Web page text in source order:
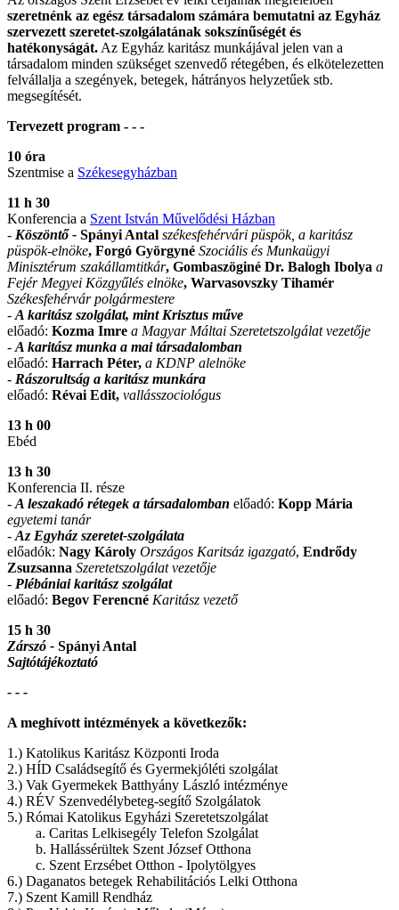
szeretnénk az egész társadalom számára bemutatni az Egyház
szervezett szeretet-szolgálatának sokszínűségét és
hatékonyságát. Az Egyház karitász munkájával jelen van a
társadalom minden szükséget szenvedő rétegében, és elkötelezetten
felvállalja a szegények, betegek, hátrányos helyzetűek stb.
megsegítését.
Tervezett program - - -
10 óra
Szentmise a Székesegyházban
11 h 30
Konferencia a Szent István Művelődési Házban
- Köszöntő - Spányi Antal székesfehérvári püspök, a karitász
püspök-elnöke, Forgó Györgyné Szociális és Munkaügyi
Minisztérum szakállamtitkár, Gombaszöginé Dr. Balogh Ibolya a
Fejér Megyei Közgyűlés elnöke, Warvasovszky Tihamér
Székesfehérvár polgármestere
- A karitász szolgálat, mint Krisztus műve
előadó: Kozma Imre a Magyar Máltai Szeretetszolgálat vezetője
- A karitász munka a mai társadalomban
előadó: Harrach Péter, a KDNP alelnöke
- Rászorultság a karitász munkára
előadó: Révai Edit, vallásszociológus
13 h 00
Ebéd
13 h 30
Konferencia II. része
- A leszakadó rétegek a társadalomban előadó: Kopp Mária
egyetemi tanár
- Az Egyház szeretet-szolgálata
előadók: Nagy Károly Országos Karitsáz igazgató, Endrődy
Zsuzsanna Szeretetszolgálat vezetője
- Plébániai karitász szolgálat
előadó: Begov Ferencné Karitász vezető
15 h 30
Zárszó - Spányi Antal
Sajtótájékoztató
- - -
A meghívott intézmények a következők:
1.) Katolikus Karitász Központi Iroda
2.) HÍD Családsegítő és Gyermekjóléti szolgálat
3.) Vak Gyermekek Batthyány László intézménye
4.) RÉV Szenvedélybeteg-segítő Szolgálatok
5.) Római Katolikus Egyházi Szeretetszolgálat
a. Caritas Lelkisegély Telefon Szolgálat
b. Hallássérültek Szent József Otthona
c. Szent Erzsébet Otthon - Ipolytölgyes
6.) Daganatos betegek Rehabilitációs Lelki Otthona
7.) Szent Kamill Rendház